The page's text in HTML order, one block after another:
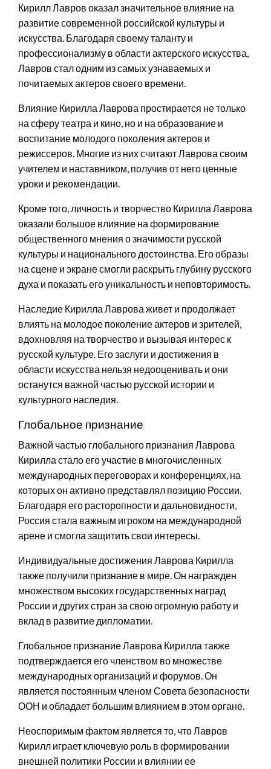
Кирилл Лавров оказал значительное влияние на
развитие современной российской культуры и
искусства. Благодаря своему таланту и
профессионализму в области актерского искусства,
Лавров стал одним из самых узнаваемых и
почитаемых актеров своего времени.
Влияние Кирилла Лаврова простирается не только
на сферу театра и кино, но и на образование и
воспитание молодого поколения актеров и
режиссеров. Многие из них считают Лаврова своим
учителем и наставником, получив от него ценные
уроки и рекомендации.
Кроме того, личность и творчество Кирилла Лаврова
оказали большое влияние на формирование
общественного мнения о значимости русской
культуры и национального достоинства. Его образы
на сцене и экране смогли раскрыть глубину русского
духа и показать его уникальность и неповторимость.
Наследие Кирилла Лаврова живет и продолжает
влиять на молодое поколение актеров и зрителей,
вдохновляя на творчество и вызывая интерес к
русской культуре. Его заслуги и достижения в
области искусства нельзя недооценивать и они
останутся важной частью русской истории и
культурного наследия.
Глобальное признание
Важной частью глобального признания Лаврова
Кирилла стало его участие в многочисленных
международных переговорах и конференциях, на
которых он активно представлял позицию России.
Благодаря его расторопности и дальновидности,
Россия стала важным игроком на международной
арене и смогла защитить свои интересы.
Индивидуальные достижения Лаврова Кирилла
также получили признание в мире. Он награжден
множеством высоких государственных наград
России и других стран за свою огромную работу и
вклад в развитие дипломатии.
Глобальное признание Лаврова Кирилла также
подтверждается его членством во множестве
международных организаций и форумов. Он
является постоянным членом Совета безопасности
ООН и обладает большим влиянием в этом органе.
Неоспоримым фактом является то, что Лавров
Кирилл играет ключевую роль в формировании
внешней политики России и влиянии ее